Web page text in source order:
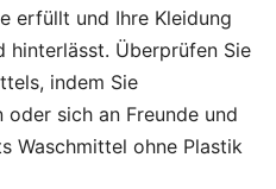
erfüllt und Ihre Kleidung
hinterlässt. Überprüfen Sie
indem Sie
oder sich an Freunde und
Waschmittel ohne Plastik